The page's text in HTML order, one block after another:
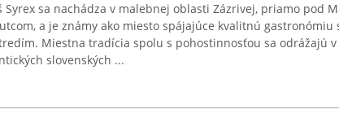
Syrex sa nachádza v malebnej oblasti Zázrivej, priamo pod
a je známy ako miesto spájajúce kvalitnú
Miestna tradícia spolu s pohostinnosťou sa odrážajú v
slovenských ...